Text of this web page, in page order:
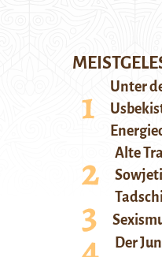
Unter
Alte
Der